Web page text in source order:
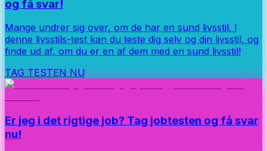
og få svar!
Mange undrer sig over, om de har en sund livsstil. I
denne livsstils-test kan du teste dig selv og din livsstil, og
finde ud af, om du er en af dem med en sund livsstil!
TAG TESTEN NU
Er jeg i det rigtige job? Tag jobtesten og få svar
nu!